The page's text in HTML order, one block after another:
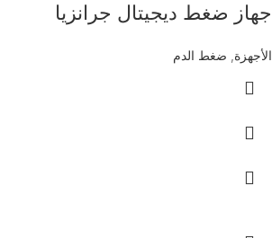
جهاز ضغط ديجيتال جرانزيا
الأجهزة ضغط الدم